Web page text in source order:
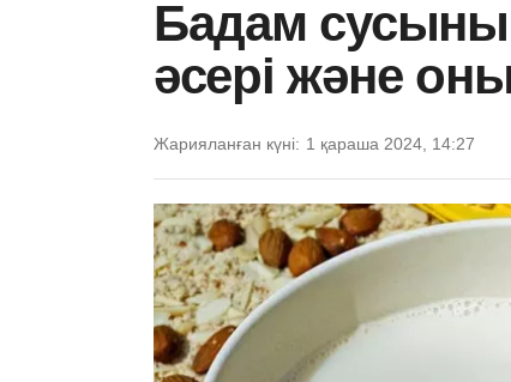
Бадам
әсері және
Жарияланған күні: 1 қараша 2024, 14:27